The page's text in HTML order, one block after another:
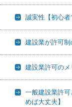
誠実性【初心者
建設業が許可制
建設業許可の
一般建設業許
めば大丈夫】